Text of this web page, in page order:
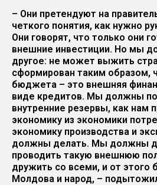
– Они претендуют на
четкого понятия, как нужно
Они говорят, что только они
внешние инвестиции. Но мы
другое: не может выжить
сформирован таким образом,
бюджета – это внешняя
виде кредитов. Мы должны
внутренние резервы, как нам
экономику из экономики
экономику производства и
должны делать. Мы должны
проводить такую внешнюю
дружить со всеми, и от
Молдова и народ, –